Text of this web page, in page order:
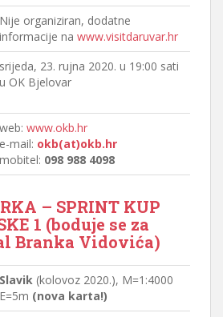
Nije organiziran, dodatne
informacije na www.visitdaruvar.hr
srijeda, 23. rujna 2020. u 19:00 sati
u OK Bjelovar
web: www.okb.hr
e-mail: okb(at)okb.hr
mobitel: 098 988 4098
– SPRINT KUP
1 (boduje se za
Branka Vidovića)
Slavik (kolovoz 2020.), M=1:4000
E=5m (nova karta!)